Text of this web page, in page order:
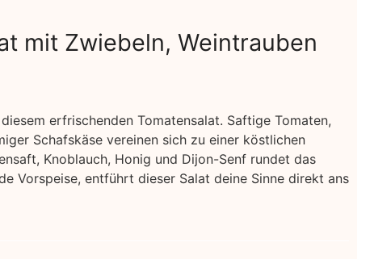
mit Zwiebeln, Weintrauben
erfrischenden Tomatensalat. Saftige Tomaten,
Schafskäse vereinen sich zu einer köstlichen
Knoblauch, Honig und Dijon-Senf rundet das
Vorspeise, entführt dieser Salat deine Sinne direkt ans